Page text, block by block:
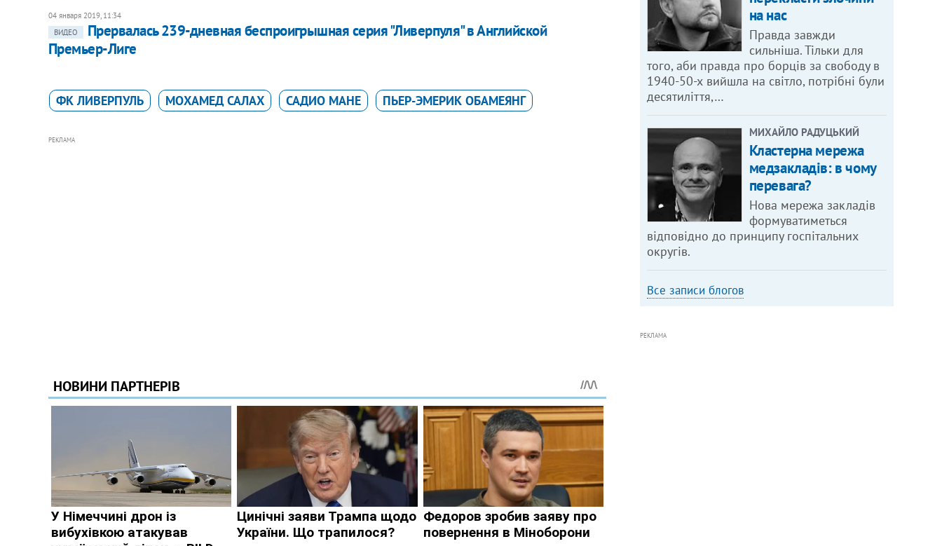
04 января 2019, 11:34
ВИДЕО
Прервалась 239-дневная беспроигрышная серия "Ливерпуля" в Английской
Премьер-Лиге
ФК ЛИВЕРПУЛЬ МОХАМЕД САЛАХ САДИО МАНЕ ПЬЕР-ЭМЕРИК ОБАМЕЯНГ
РЕКЛАМА
на нас
Правда завжди
сильніша. Тільки для
того, аби правда про борців за свободу в
1940-50-х вийшла на світло, потрібні були
десятиліття,…
МИХАЙЛО РАДУЦЬКИЙ
Кластерна мережа
медзакладів: в чому
перевага?
Нова мережа закладів
формуватиметься
відповідно до принципу госпітальних
округів.
Все записи блогов
РЕКЛАМА